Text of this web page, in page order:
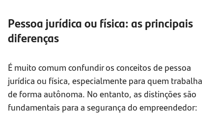
Pessoa jurídica ou física: as principais
diferenças
É muito comum confundir os conceitos de pessoa
jurídica ou física, especialmente para quem trabalha
de forma autônoma. No entanto, as distinções são
fundamentais para a segurança do empreendedor: